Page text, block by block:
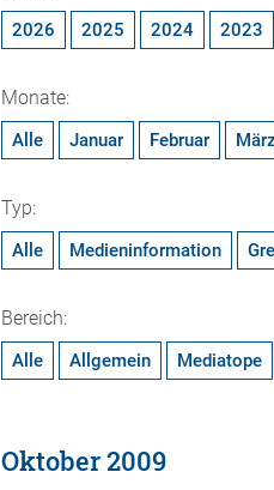
2026 2025 2024 2023
Monate:
Alle Januar Februar März
Typ:
Alle Medieninformation
Bereich:
Alle Allgemein Mediatope
Oktober 2009